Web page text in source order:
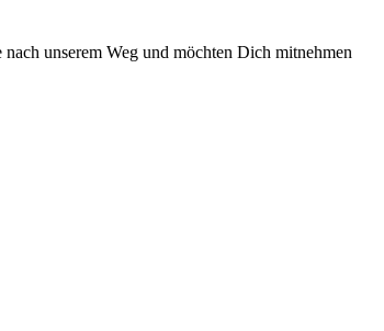
unserem Weg und möchten Dich mitnehmen